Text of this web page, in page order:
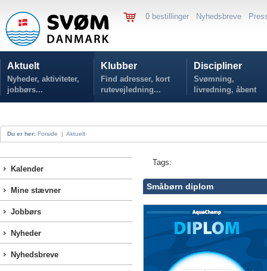
0 bestillinger Nyhedsbreve
Aktuelt
Nyheder, aktiviteter,
jobbørs...
Klubber
Find adresser, kort
rutevejledning...
Discipliner
Svømning,
livredning, åbent
vand...
Du er her: Forside | Aktuelt
Kalender
Mine stævner
Jobbørs
Nyheder
Nyhedsbreve
Tags:
Småbørn diplom